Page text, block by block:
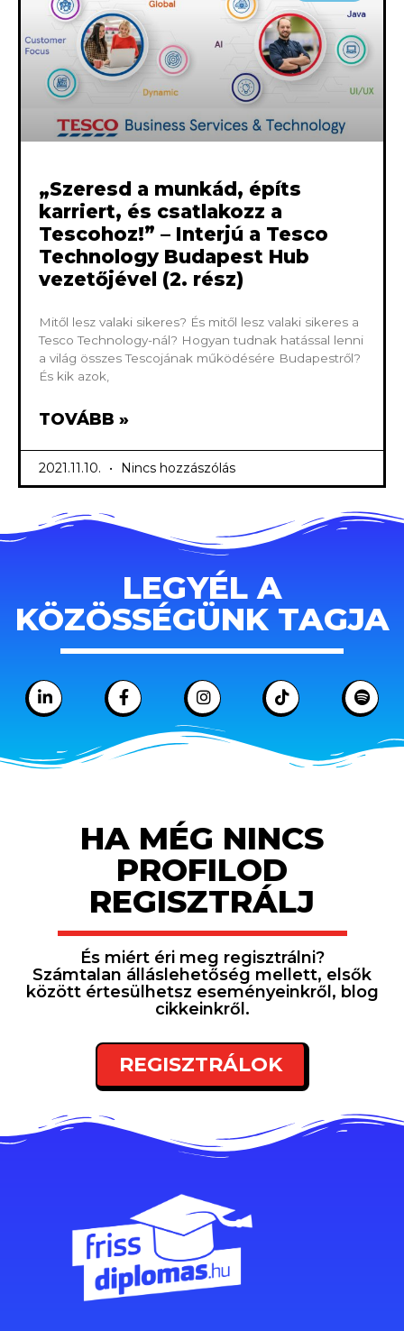
„Szeresd a munkád, építs
karriert, és csatlakozz a
Tescohoz!” – Interjú a Tesco
Technology Budapest Hub
vezetőjével (2. rész)
Mitől lesz valaki sikeres? És mitől lesz valaki sikeres a
Tesco Technology-nál? Hogyan tudnak hatással lenni
a világ összes Tescojának működésére Budapestről?
És kik azok,
TOVÁBB »
2021.11.10. Nincs hozzászólás
LEGYÉL A
KÖZÖSSÉGÜNK TAGJA
HA MÉG NINCS
PROFILOD
REGISZTRÁLJ
És miért éri meg regisztrálni?
Számtalan álláslehetőség mellett, elsők
között értesülhetsz eseményeinkről, blog
cikkeinkről.
REGISZTRÁLOK